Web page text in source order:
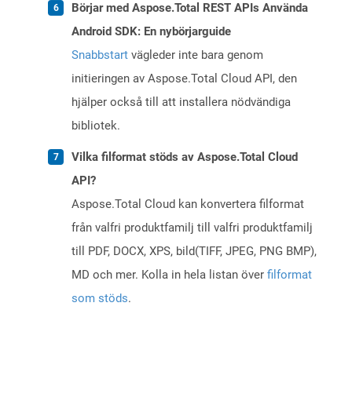
Börjar med Aspose.Total REST APIs Använda
Android SDK: En nybörjarguide
Snabbstart vägleder inte bara genom
initieringen av Aspose.Total Cloud API, den
hjälper också till att installera nödvändiga
bibliotek.
Vilka filformat stöds av Aspose.Total Cloud
API?
Aspose.Total Cloud kan konvertera filformat
från valfri produktfamilj till valfri produktfamilj
till PDF, DOCX, XPS, bild(TIFF, JPEG, PNG BMP),
MD och mer. Kolla in hela listan över filformat
som stöds.